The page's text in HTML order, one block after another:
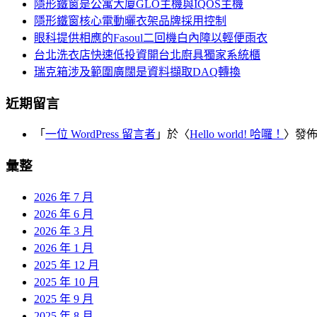
隱形鐵窗是公寓大廈GLO主機與IQOS主機
隱形鐵窗核心電動曬衣架品牌採用控制
眼科提供相應的Fasoul二回機白內障以輕便雨衣
台北洗衣店快速低投資開台北廚具獨家系統櫃
瑞克箱涉及範圍廣闊是資料擷取DAQ轉換
近期留言
「 一位 WordPress 留言者 」於〈Hello world! 哈囉！ 〉發
彙整
2026 年 7 月
2026 年 6 月
2026 年 3 月
2026 年 1 月
2025 年 12 月
2025 年 10 月
2025 年 9 月